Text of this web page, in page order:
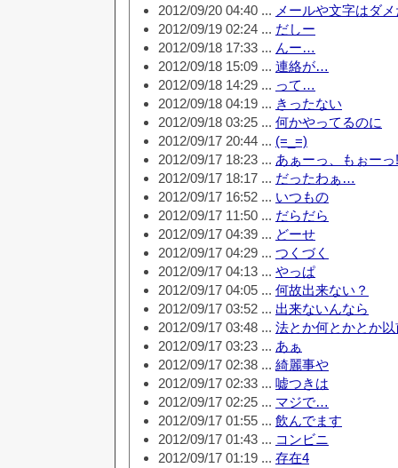
2012/09/20 04:40 ... メールや文字はダ
2012/09/19 02:24 ... だしー
2012/09/18 17:33 ... んー…
2012/09/18 15:09 ... 連絡が…
2012/09/18 14:29 ... って…
2012/09/18 04:19 ... きったない
2012/09/18 03:25 ... 何かやってるのに
2012/09/17 20:44 ... (=_=)
2012/09/17 18:23 ... あぁーっ、もぉーっ!
2012/09/17 18:17 ... だったわぁ…
2012/09/17 16:52 ... いつもの
2012/09/17 11:50 ... だらだら
2012/09/17 04:39 ... どーせ
2012/09/17 04:29 ... つくづく
2012/09/17 04:13 ... やっぱ
2012/09/17 04:05 ... 何故出来ない？
2012/09/17 03:52 ... 出来ないんなら
2012/09/17 03:48 ... 法とか何とかとか
2012/09/17 03:23 ... あぁ
2012/09/17 02:38 ... 綺麗事や
2012/09/17 02:33 ... 嘘つきは
2012/09/17 02:25 ... マジで…
2012/09/17 01:55 ... 飲んでます
2012/09/17 01:43 ... コンビニ
2012/09/17 01:19 ... 存在4